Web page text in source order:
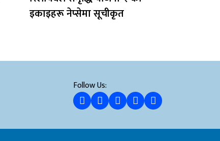
इकाइहरू नेप्सेमा सूचीकृत
Follow Us: